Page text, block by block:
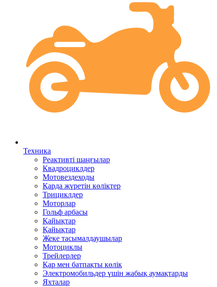
Техника
Реактивті шаңғылар
Квадроциклдер
Мотовездеходы
Қарда жүретін көліктер
Трициклдер
Моторлар
Гольф арбасы
Қайықтар
Қайықтар
Жеке тасымалдаушылар
Мотоциклы
Трейлерлер
Қар мен батпақты көлік
Электромобильдер үшін жабық аумақтарды
Яхталар